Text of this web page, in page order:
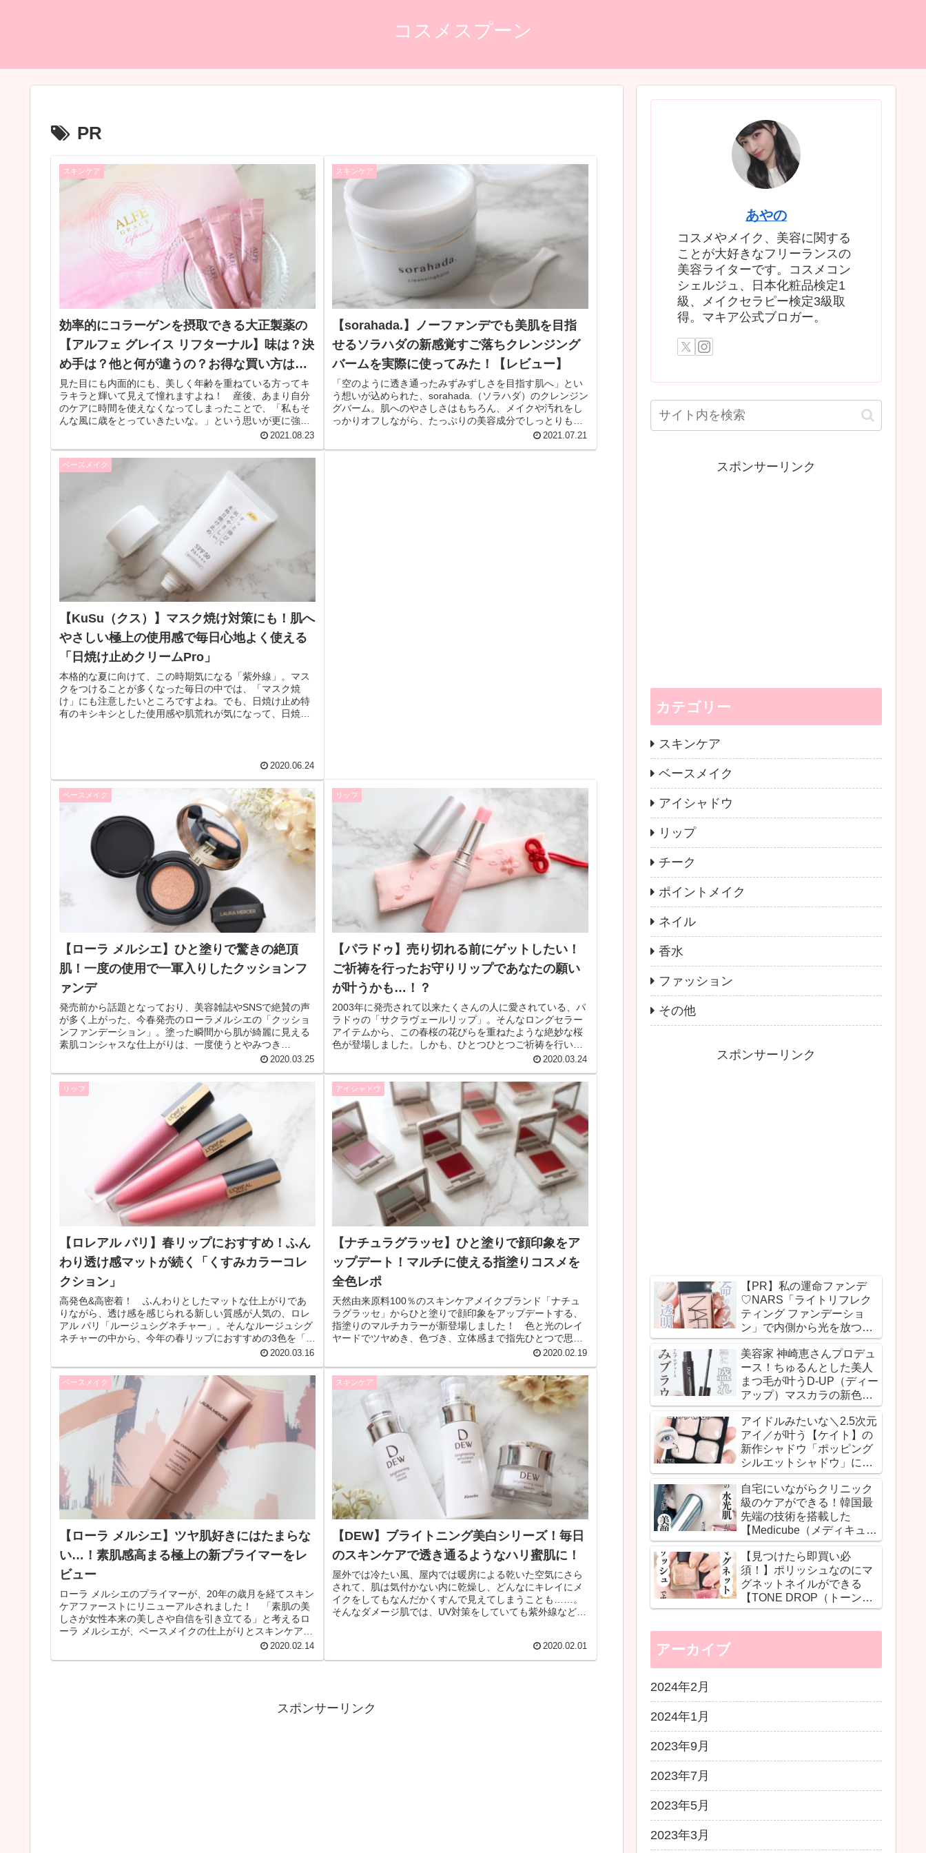
コスメスプーン
PR
スキンケア
効率的にコラーゲンを摂取できる大正製薬の
【アルフェ グレイス リフターナル】味は？決
め手は？他と何が違うの？お得な買い方は？
【徹底レビュー】
見た目にも内面的にも、美しく年齢を重ねている方ってキ
ラキラと輝いて見えて憧れますよね！ 産後、あまり自分
のケアに時間を使えなくなってしまったことで、「私もそ
んな風に歳をとっていきたいな。」という思いが更に強く
2021.08.23
スキンケア
【sorahada.】ノーファンデでも美肌を目指
せるソラハダの新感覚すご落ちクレンジング
バームを実際に使ってみた！【レビュー】
「空のように透き通ったみずみずしさを目指す肌へ」とい
う想いが込められた、sorahada.（ソラハダ）のクレンジン
グバーム。肌へのやさしさはもちろん、メイクや汚れをし
っかりオフしながら、たっぷりの美容成分でしっとりもち
2021.07.21
ベースメイク
【KuSu（クス）】マスク焼け対策にも！肌へ
やさしい極上の使用感で毎日心地よく使える
「日焼け止めクリームPro」
本格的な夏に向けて、この時期気になる「紫外線」。マス
クをつけることが多くなった毎日の中では、「マスク焼
け」にも注意したいところですよね。でも、日焼け止め特
有のキシキシとした使用感や肌荒れが気になって、日焼け
2020.06.24
ベースメイク
【ローラ メルシエ】ひと塗りで驚きの絶頂
肌！一度の使用で一軍入りしたクッションフ
ァンデ
発売前から話題となっており、美容雑誌やSNSで絶賛の声
が多く上がった、今春発売のローラメルシエの「クッショ
ンファンデーション」。塗った瞬間から肌が綺麗に見える
素肌コンシャスな仕上がりは、一度使うとやみつき
2020.03.25
リップ
【パラドゥ】売り切れる前にゲットしたい！
ご祈祷を行ったお守りリップであなたの願い
が叶うかも…！？
2003年に発売されて以来たくさんの人に愛されている、パ
ラドゥの「サクラヴェールリップ」。そんなロングセラー
アイテムから、この春桜の花びらを重ねたような絶妙な桜
色が登場しました。しかも、ひとつひとつご祈祷を行い、
2020.03.24
リップ
【ロレアル パリ】春リップにおすすめ！ふん
わり透け感マットが続く「くすみカラーコレ
クション」
高発色&高密着！ ふんわりとしたマットな仕上がりであ
りながら、透け感を感じられる新しい質感が人気の、ロレ
アル パリ「ルージュシグネチャー」。そんなルージュシグ
ネチャーの中から、今年の春リップにおすすめの3色を「く
2020.03.16
アイシャドウ
【ナチュラグラッセ】ひと塗りで顔印象をア
ップデート！マルチに使える指塗りコスメを
全色レポ
天然由来原料100％のスキンケアメイクブランド「ナチュ
ラグラッセ」からひと塗りで顔印象をアップデートする、
指塗りのマルチカラーが新登場しました！ 色と光のレイ
ヤードでツヤめき、色づき、立体感まで指先ひとつで思い
2020.02.19
ベースメイク
【ローラ メルシエ】ツヤ肌好きにはたまらな
い…！素肌感高まる極上の新プライマーをレ
ビュー
ローラ メルシエのプライマーが、20年の歳月を経てスキン
ケアファーストにリニューアルされました！ 「素肌の美
しさが女性本来の美しさや自信を引き立てる」と考えるロ
ーラ メルシエが、ベースメイクの仕上がりとスキンケア効
2020.02.14
スキンケア
【DEW】ブライトニング美白シリーズ！毎日
のスキンケアで透き通るようなハリ蜜肌に！
屋外では冷たい風、屋内では暖房による乾いた空気にさら
されて、肌は気付かない内に乾燥し、どんなにキレイにメ
イクをしてもなんだかくすんで見えてしまうことも……。
そんなダメージ肌では、UV対策をしていても紫外線などの
2020.02.01
スポンサーリンク
あやの
コスメやメイク、美容に関する
ことが大好きなフリーランスの
美容ライターです。コスメコン
シェルジュ、日本化粧品検定1
級、メイクセラピー検定3級取
得。マキア公式ブロガー。
スポンサーリンク
カテゴリー
スキンケア
ベースメイク
アイシャドウ
リップ
チーク
ポイントメイク
ネイル
香水
ファッション
その他
スポンサーリンク
【PR】私の運命ファンデ
♡NARS「ライトリフレク
ティング ファンデーショ
ン」で内側から光を放つよ
うな透明感のあるうるみ肌
を実現！
美容家 神崎恵さんプロデュ
ース！ちゅるんとした美人
まつ毛が叶うD-UP（ディー
アップ）マスカラの新色ピ
ュアブラウンが登場！
アイドルみたいな＼2.5次元
アイ／が叶う【ケイト】の
新作シャドウ「ポッピング
シルエットシャドウ」に感
動！
自宅にいながらクリニック
級のケアができる！韓国最
先端の技術を搭載した
【Medicube（メディキュー
ブ）】のスキンブースター
ショットで自分史上最高の
ツヤ肌に♡
【見つけたら即買い必
須！】ポリッシュなのにマ
グネットネイルができる
【TONE DROP（トーンド
ロップ）】の革命的ネイル
アーカイブ
2024年2月
2024年1月
2023年9月
2023年7月
2023年5月
2023年3月